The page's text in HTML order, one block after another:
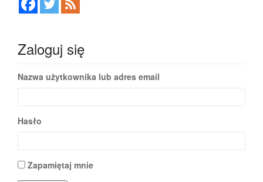
Zaloguj się
Nazwa użytkownika lub adres email
Hasło
Zapamiętaj mnie